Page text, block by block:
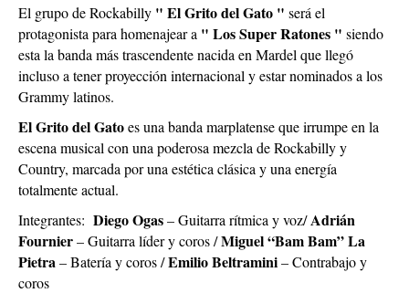
El grupo de Rockabilly " El Grito del Gato " será el
protagonista para homenajear a " Los Super Ratones " siendo
esta la banda más trascendente nacida en Mardel que llegó
incluso a tener proyección internacional y estar nominados a los
Grammy latinos.
El Grito del Gatoes una banda marplatense que irrumpe en la
escena musical con una poderosa mezcla de Rockabilly y
Country, marcada por una estética clásica y una energía
totalmente actual.
Integrantes: Diego Ogas– Guitarra rítmica y voz/Adrián
Fournier– Guitarra líder y coros /Miguel “Bam Bam” La
Pietra– Batería y coros /Emilio Beltramini– Contrabajo y
coros